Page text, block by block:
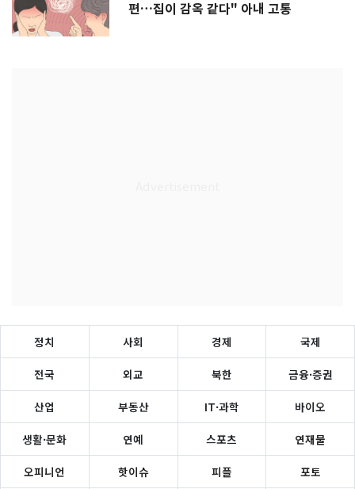
편…집이 감옥 같다" 아내 고통
정치 사회 경제 국제
전국 외교 북한 금융·증권
산업 부동산 IT·과학 바이오
생활·문화 연예 스포츠 연재물
오피니언 핫이슈 피플 포토